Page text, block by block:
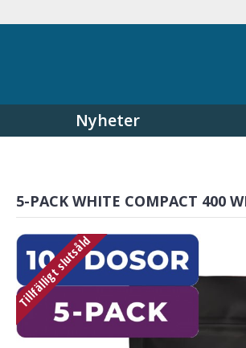
Nyheter
5-PACK WHITE COMPACT 400
Tillfälligt slutsåld